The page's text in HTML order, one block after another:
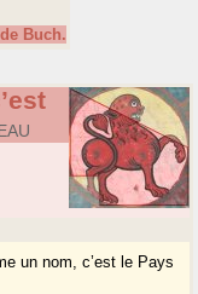
Buch.
un nom, c’est le Pays